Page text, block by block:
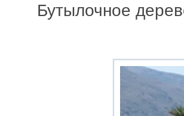
Бутылочное